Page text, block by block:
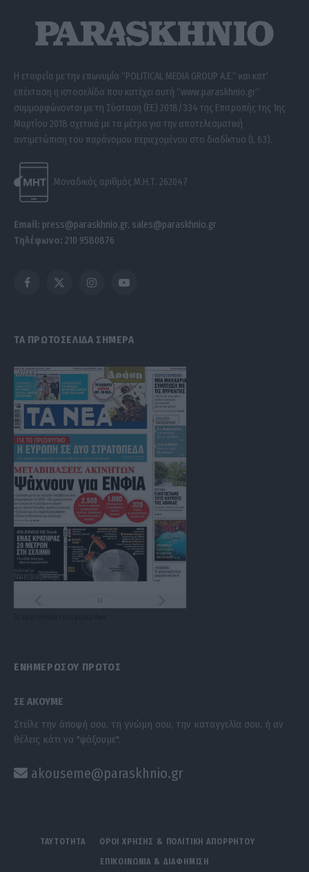
Η εταιρεία με την επωνυμία “POLITICAL MEDIA GROUP A.E.” και κατ’
επέκταση η ιστοσελίδα που κατέχει αυτή “www.paraskhnio.gr”
συμμορφώνονται με τη Σύσταση (ΕΕ) 2018/334 της Επιτροπής της 1ης
Μαρτίου 2018 σχετικά με τα μέτρα για την αποτελεσματική
αντιμετώπιση του παράνομου περιεχομένου στο διαδίκτυο (L 63).
Μοναδικός αριθμός Μ.Η.Τ. 262047
Email: press@paraskhnio.gr, sales@paraskhnio.gr
Τηλέφωνο: 210 9580876
Facebook
X
InstagramYouTube
ΤΑ ΠΡΩΤΟΣΕΛΙΔΑ ΣΗΜΕΡΑ
ΕΝΗΜΕΡΩΣΟΥ ΠΡΩΤΟΣ
ΣΕ ΑΚΟΥΜΕ
Στείλε την άποψή σου, τη γνώμη σου, την καταγγελία σου, ή αν
θέλεις κάτι να "ψάξουμε".
akouseme@paraskhnio.gr
ΤΑΥΤΟΤΗΤΑ ΟΡΟΙ ΧΡΗΣΗΣ & ΠΟΛΙΤΙΚΗ ΑΠΟΡΡΗΤΟΥ
ΕΠΙΚΟΙΝΩΝΙΑ & ΔΙΑΦΗΜΙΣΗ